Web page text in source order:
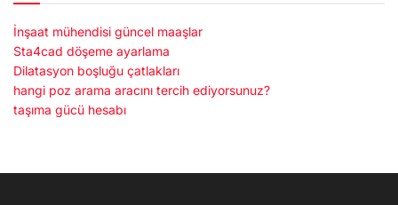
İnşaat mühendisi güncel maaşlar
Sta4cad döşeme ayarlama
Dilatasyon boşluğu çatlakları
hangi poz arama aracını tercih ediyorsunuz?
taşıma gücü hesabı